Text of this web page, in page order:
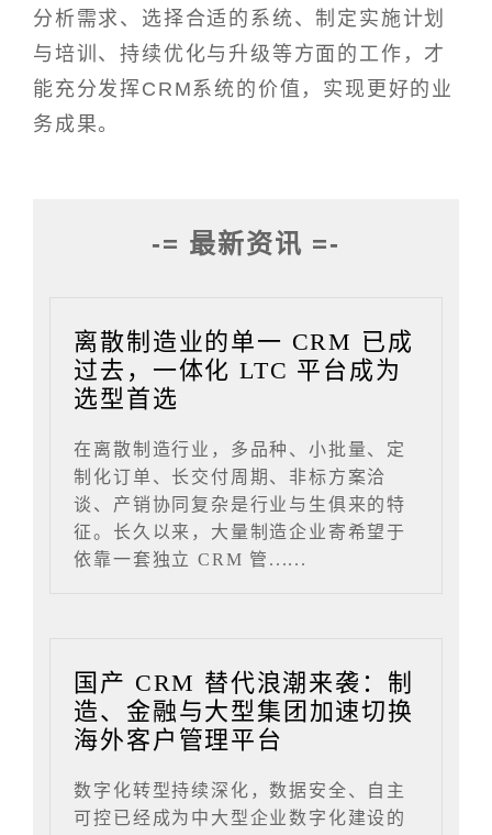
分析需求、选择合适的系统、制定实施计划
与培训、持续优化与升级等方面的工作，才
能充分发挥CRM系统的价值，实现更好的业
务成果。
-= 最新资讯 =-
离散制造业的单一 CRM 已成
过去，一体化 LTC 平台成为
选型首选
在离散制造行业，多品种、小批量、定
制化订单、长交付周期、非标方案洽
谈、产销协同复杂是行业与生俱来的特
征。长久以来，大量制造企业寄希望于
依靠一套独立 CRM 管......
国产 CRM 替代浪潮来袭：制
造、金融与大型集团加速切换
海外客户管理平台
数字化转型持续深化，数据安全、自主
可控已经成为中大型企业数字化建设的